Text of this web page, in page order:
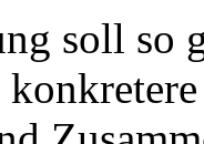
soll so